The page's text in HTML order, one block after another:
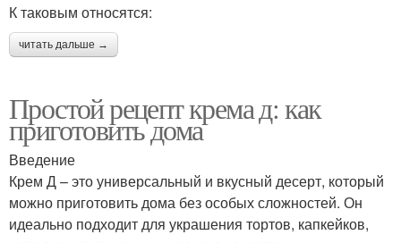
К таковым относятся:
читать дальше →
Простой рецепт крема д: как
приготовить дома
Введение
Крем Д – это универсальный и вкусный десерт, который
можно приготовить дома без особых сложностей. Он
идеально подходит для украшения тортов, капкейков,